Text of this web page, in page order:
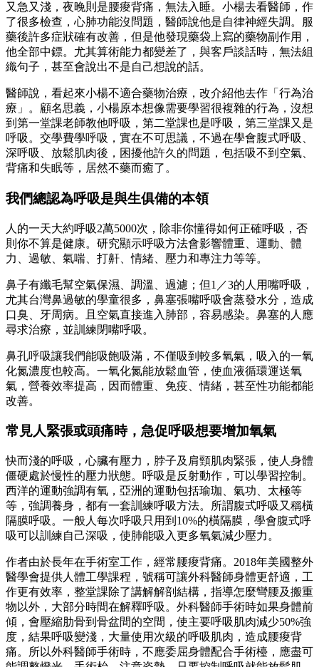
又急又淺，夜晚則是腰痠背痛，無法入睡。小楊去看醫師，作
了很多檢查，心肺功能沒問題，醫師說他是自律神經失調。服
藥後許多症狀確有改善，但是他發現藥袋上寫的藥物副作用，
他全部中鏢。尤其算術能力都變差了，與客戶談話時，無法組
織句子，甚至會說出不是自己想說的話。
醫師說，看起來小楊不適合藥物治療，改介紹他去作「行為治
療」。顧名思義，小楊原本想像需要學習很複雜的行為，沒想
到第一堂課老師教他呼吸，第二堂課也是呼吸，第三堂課又是
呼吸。交學費學呼吸，實在不可思議，不過在學會腹式呼吸、
深呼吸、放鬆肌肉後，困擾他許久的問題，包括吸不到空氣、
背痛和失眠等，居然不藥而癒了。
我們總認為呼吸是與生俱備的本領
人的一天大約呼吸2萬5000次，除非你懂得如何正確呼吸，否
則你不算是健康。研究顯示呼吸方法會影響體重、運動、體
力、過敏、氣喘、打鼾、情緒、壓力和專注力等等。
鼻子有纖毛幫空氣保濕、調溫、過濾；但1／3的人用嘴呼吸，
尤其台灣鼻過敏的學童很多，鼻塞張嘴呼吸會蒸發水分，造成
口臭、牙周病。且空氣直接進入肺部，容易感染。鼻塞的人應
尋求治療，並訓練閉嘴呼吸。
鼻孔呼吸讓我們能吸飽吸滿，不僅吸到較多氧氣，吸入的一氧
化氮濃度也較高。一氧化氮能放鬆血管，使血液循環運送氧
氣，營養效率提高，因而體重、免疫、情緒，甚至性功能都能
改善。
常見人緊張或頭痛時，急促呼吸想要增加氧氣
快而淺的呼吸，心臟有壓力，脖子及肩頸肌肉緊張，使人身體
僵硬處於慢性的壓力狀態。呼吸是反射動作，可以學習控制。
西洋的運動強調有氧，亞洲的運動包括瑜珈、氣功、太極等
等，強調養身，都有一套訓練呼吸方法。所謂腹式呼吸又稱橫
隔膜呼吸。一般人每次呼吸只用到10%的橫隔膜，學會腹式呼
吸可以訓練自己深吸，使肺能吸入更多氧氣減少壓力。
作者由於長年在手術室工作，經常腰痠背痛。2018年美國整外
醫學會提供人體工學課程，號稱可讓外科醫師身體更舒適，工
作更有效率，整堂課除了講解解剖結構，指導怎麼彎腰及搬重
物以外，大部分時間在解釋呼吸。外科醫師手術時如果身體前
傾，會壓縮肋骨到骨盆間的空間，使主要呼吸肌肉減少50%強
度，結果呼吸變淺，大量使用次級的呼吸肌肉，造成腰痠背
痛。所以外科醫師手術時，不應委屈身體配合手術檯，應盡可